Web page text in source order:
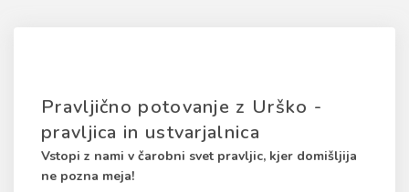
Pravljično potovanje z Urško -
pravljica in ustvarjalnica
Vstopi z nami v čarobni svet pravljic, kjer domišljija
ne pozna meja!